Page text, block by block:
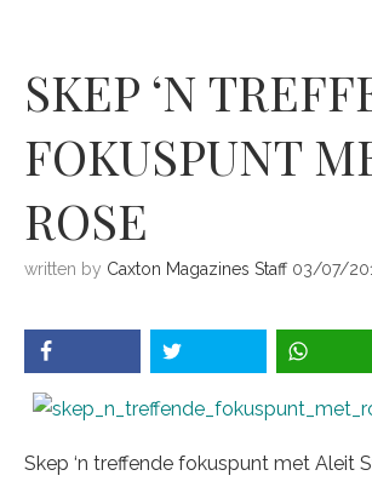
SKEP ‘N
FOKUSPUNT
ROSE
written by Caxton Magazines Staff 03/07/
Skep ‘n treffende fokuspunt met Aleit